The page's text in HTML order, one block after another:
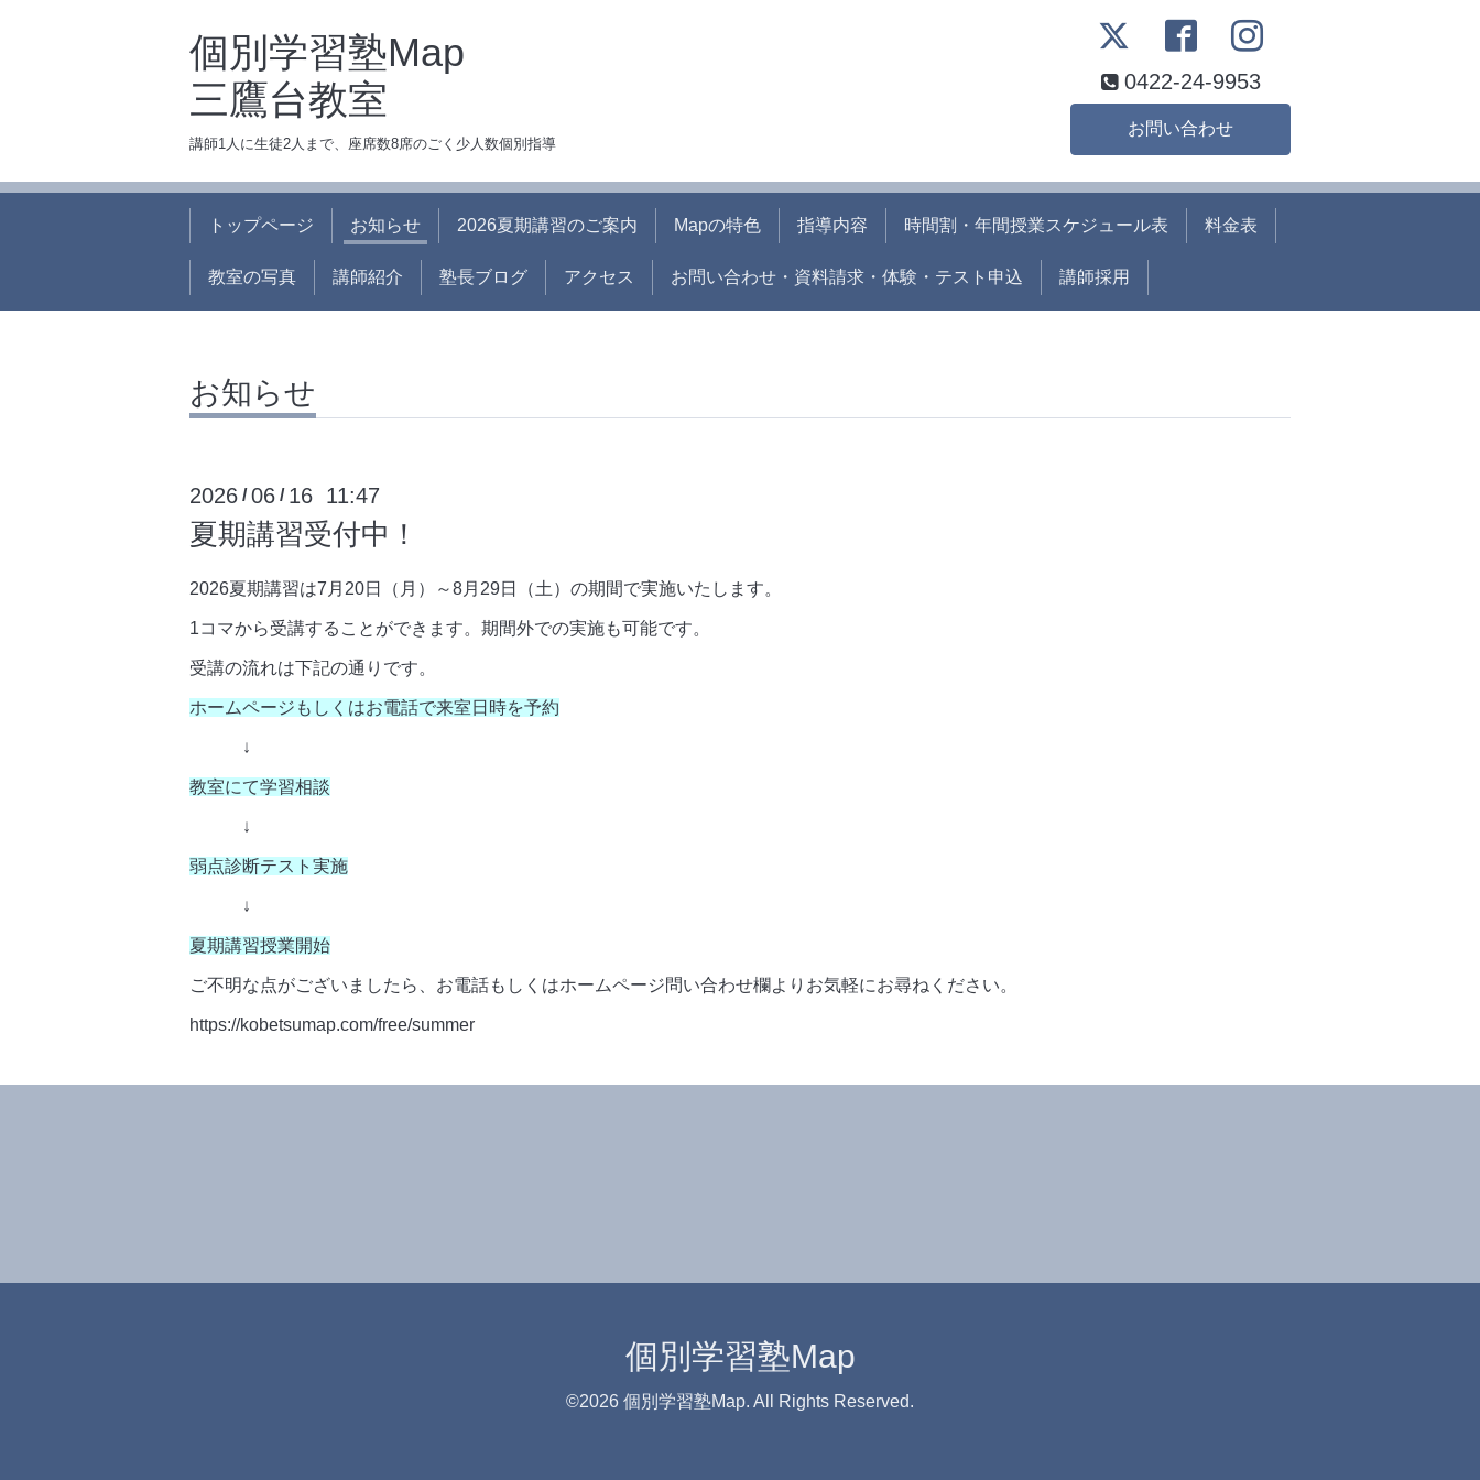
個別学習塾Map
三鷹台教室
講師1人に生徒2人まで、座席数8席のごく少人数個別指導
0422-24-9953
お問い合わせ
トップページ お知らせ 2026夏期講習のご案内 Mapの特色 指導内容 時間割・年間授業スケジュール表 料金表
教室の写真 講師紹介 塾長ブログ アクセス お問い合わせ・資料請求・体験・テスト申込 講師採用
お知らせ
2026 /06 / 16 11:47
夏期講習受付中！
2026夏期講習は7月20日（月）～8月29日（土）の期間で実施いたします。
1コマから受講することができます。期間外での実施も可能です。
受講の流れは下記の通りです。
ホームページもしくはお電話で来室日時を予約
↓
教室にて学習相談
↓
弱点診断テスト実施
↓
夏期講習授業開始
ご不明な点がございましたら、お電話もしくはホームページ問い合わせ欄よりお気軽にお尋ねください。
https://kobetsumap.com/free/summer
個別学習塾Map
©2026 個別学習塾Map. All Rights Reserved.